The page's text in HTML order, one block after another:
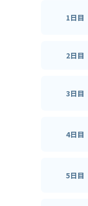
1日目
2日目
3日目
4日目
5日目